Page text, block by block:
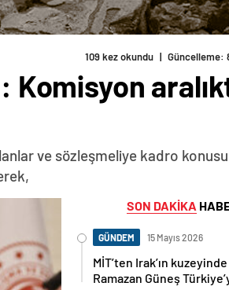
109 kez okundu | Güncelleme:
Komisyon
ve sözleşmeliye kadro
SON DAKİKA
GÜNDEM 15 Mayıs 2026
MİT’ten Irak’ın
Ramazan Güneş